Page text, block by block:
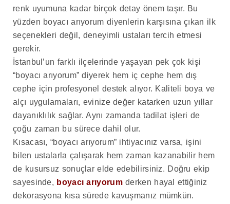
renk uyumuna kadar birçok detay önem taşır. Bu
yüzden boyacı arıyorum diyenlerin karşısına çıkan ilk
seçenekleri değil, deneyimli ustaları tercih etmesi
gerekir.
İstanbul’un farklı ilçelerinde yaşayan pek çok kişi
“boyacı arıyorum” diyerek hem iç cephe hem dış
cephe için profesyonel destek alıyor. Kaliteli boya ve
alçı uygulamaları, evinize değer katarken uzun yıllar
dayanıklılık sağlar. Aynı zamanda tadilat işleri de
çoğu zaman bu sürece dahil olur.
Kısacası, “boyacı arıyorum” ihtiyacınız varsa, işini
bilen ustalarla çalışarak hem zaman kazanabilir hem
de kusursuz sonuçlar elde edebilirsiniz. Doğru ekip
sayesinde, boyacı arıyorumderken hayal ettiğiniz
dekorasyona kısa sürede kavuşmanız mümkün.